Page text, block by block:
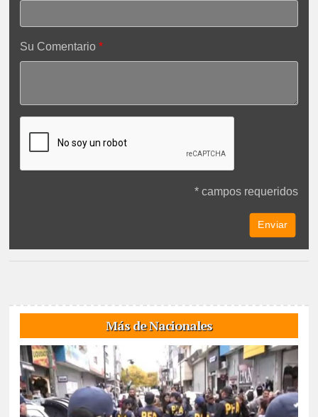
Su Comentario
* campos requeridos
Más de Nacionales